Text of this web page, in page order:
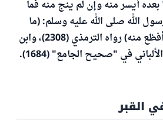
بعده أيسر منه وإن لم ينج منه فما
الله صلى الله عليه وسلم: (ما
رأيت منظرا إلا والقبر أفظع منه) رواه الترمذي (2308)، وابن
القبر